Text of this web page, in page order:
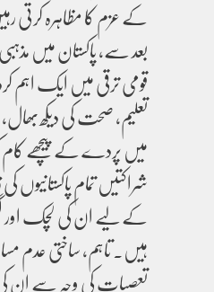
بعد سے، پاکستان میں
قومی ترقی میں ایک اہم
تعلیم، صحت کی دیکھ
میں پردے کے پیچھے
شراکتیں تمام پاکستانیوں
کے لیے ان کی لچک اور
ہیں۔ تاہم، ساختی عدم
تعصبات کی وجہ سے ان